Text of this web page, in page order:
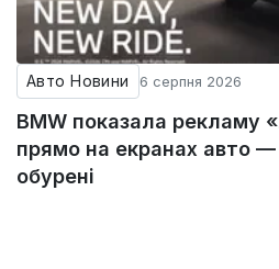
Авто Новини 6 серпня 2026
BMW показала рекламу
прямо на екранах авто —
обурені